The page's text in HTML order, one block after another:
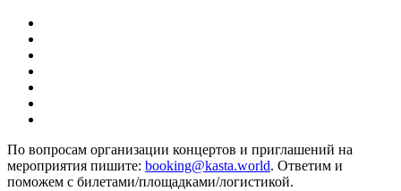
По вопросам организации концертов и приглашений на
мероприятия пишите: booking@kasta.world. Ответим и
поможем с билетами/площадками/логистикой.